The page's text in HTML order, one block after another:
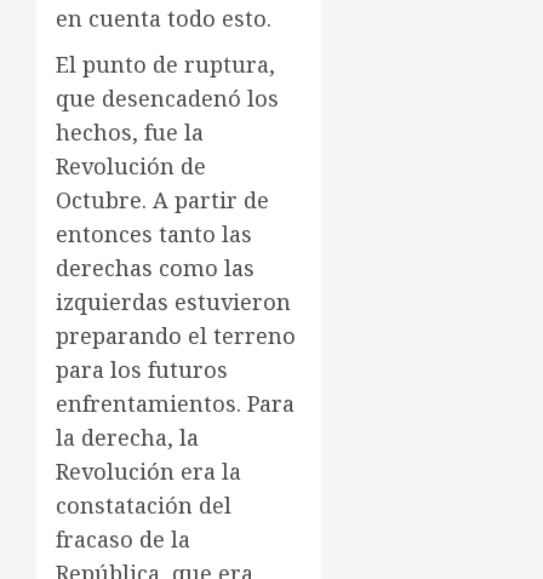
en cuenta todo esto.
El punto de ruptura,
que desencadenó los
hechos, fue la
Revolución de
Octubre. A partir de
entonces tanto las
derechas como las
izquierdas estuvieron
preparando el terreno
para los futuros
enfrentamientos. Para
la derecha, la
Revolución era la
constatación del
fracaso de la
República, que era